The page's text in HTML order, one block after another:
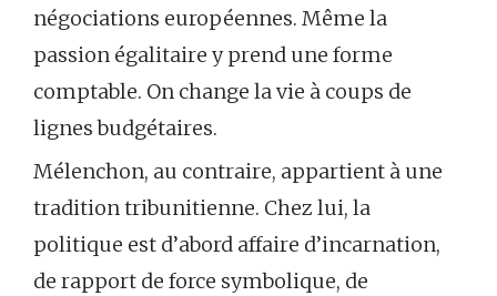
négociations européennes. Même la
passion égalitaire y prend une forme
comptable. On change la vie à coups de
lignes budgétaires.
Mélenchon, au contraire, appartient à une
tradition tribunitienne. Chez lui, la
politique est d’abord affaire d’incarnation,
de rapport de force symbolique, de